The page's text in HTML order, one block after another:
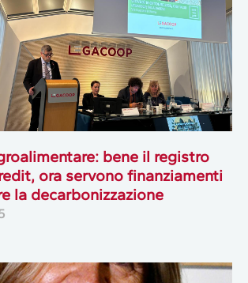
bene il registro
ora servono finanziamenti
la decarbonizzazione